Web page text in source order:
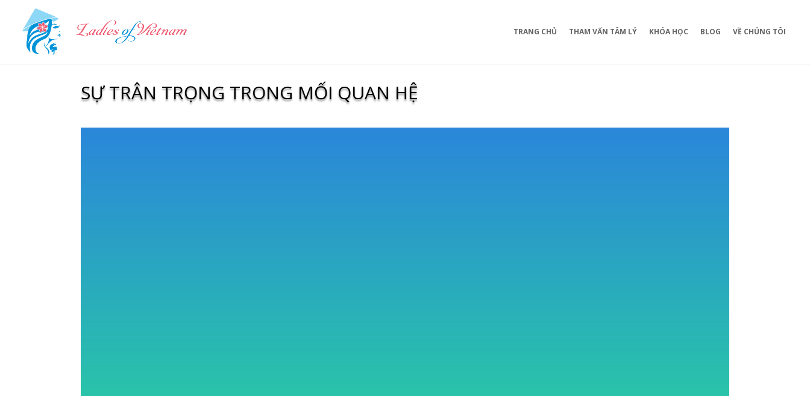
TRANG CHỦ THAM VẤN TÂM LÝ KHÓA HỌC BLOG VỀ CHÚNG TÔI
SỰ TRÂN TRỌNG TRONG MỐI QUAN HỆ